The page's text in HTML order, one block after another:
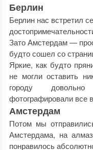
Берлин
Берлин нас встретил
Зато Амстердам —
будто сошел со
Яркие, как будто
не могли оставить
городу
фотографировали все
Амстердам
Потом мы
Амстердама, на
понравилось